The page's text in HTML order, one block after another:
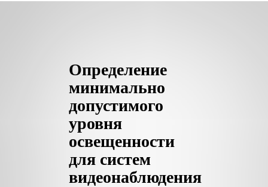
Определение
минимально
допустимого
уровня
освещенности
для систем
видеонаблюдения